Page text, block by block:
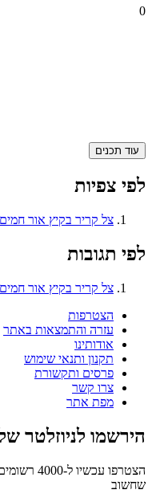
0
עוד תכנים
לפי צפיות
צל קריר בקיץ אור
לפי תגובות
צל קריר בקיץ אור
הצטרפות
עזרה והתמצאות באתר
אודותינו
תקנון ותנאי שימוש
פרסים ותקשורת
צרו קשר
מפת אתר
הירשמו לניוזלטר
הצטרפו
שחשוב